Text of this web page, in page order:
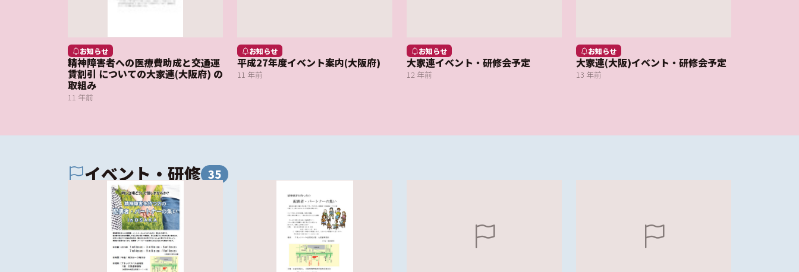
お知らせ
精神障害者への医療費助成と交通運
賃割引 についての大家連(大阪府) の
取組み
11 年前
お知らせ
平成27年度イベント案内(大阪府)
11 年前
お知らせ
大家連イベント・研修会予定
12 年前
お知らせ
大家連(大阪)イベント・研修会予定
13 年前
イベント・研修 35